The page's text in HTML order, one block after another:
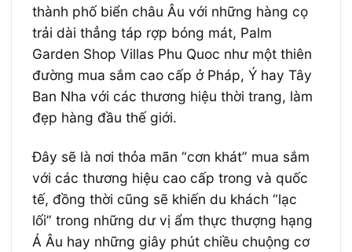
thành phố biển châu Âu với những hàng cọ
trải dài thẳng táp rợp bóng mát, Palm
Garden Shop Villas Phu Quoc như một thiên
đường mua sắm cao cấp ở Pháp, Ý hay Tây
Ban Nha với các thương hiệu thời trang, làm
đẹp hàng đầu thế giới.
Đây sẽ là nơi thỏa mãn “cơn khát” mua sắm
với các thương hiệu cao cấp trong và quốc
tế, đồng thời cũng sẽ khiến du khách “lạc
lối” trong những dư vị ẩm thực thượng hạng
Á Âu hay những giây phút chiều chuộng cơ